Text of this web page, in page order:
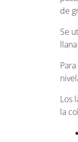
de
Se
Los
la